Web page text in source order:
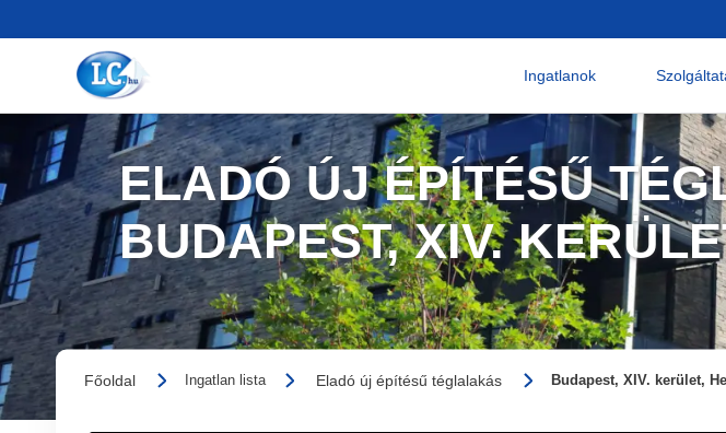
Ingatlanok
ELADÓ ÚJ ÉPÍTÉSŰ
BUDAPEST, XIV.
Főoldal Ingatlan lista Eladó új építésű téglalakás Budapest, XIV. kerület,